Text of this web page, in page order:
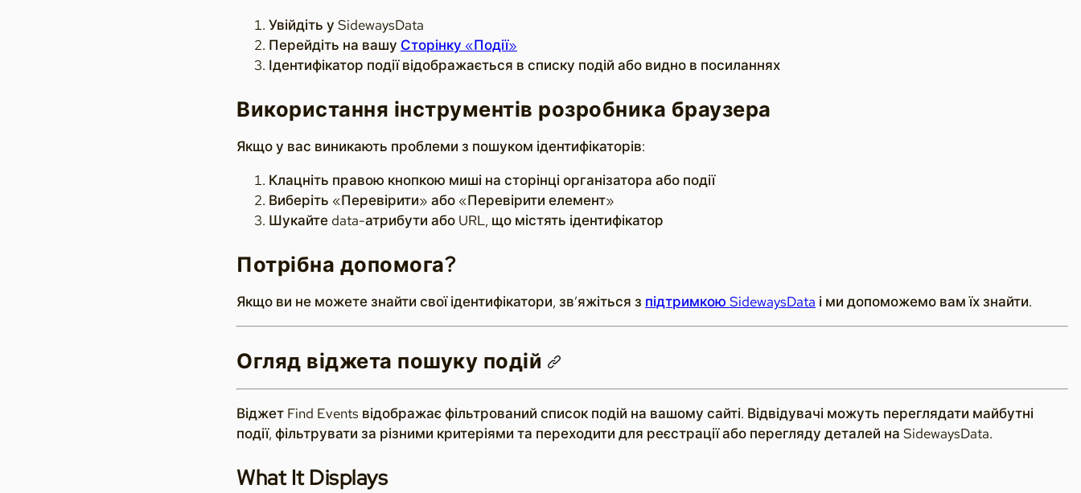
Увійдіть у SidewaysData
Перейдіть на вашу Сторінку «Події»
Ідентифікатор події відображається в списку подій або видно в посиланнях
Використання інструментів розробника браузера
Якщо у вас виникають проблеми з пошуком ідентифікаторів:
Клацніть правою кнопкою миші на сторінці організатора або події
Виберіть «Перевірити» або «Перевірити елемент»
Шукайте data-атрибути або URL, що містять ідентифікатор
Потрібна допомога?
Якщо ви не можете знайти свої ідентифікатори, зв’яжіться з підтримкою SidewaysData і ми допоможемо вам їх знайти.
Огляд віджета пошуку подій
Віджет Find Events відображає фільтрований список подій на вашому сайті. Відвідувачі можуть переглядати майбутні
події, фільтрувати за різними критеріями та переходити для реєстрації або перегляду деталей на SidewaysData.
What It Displays